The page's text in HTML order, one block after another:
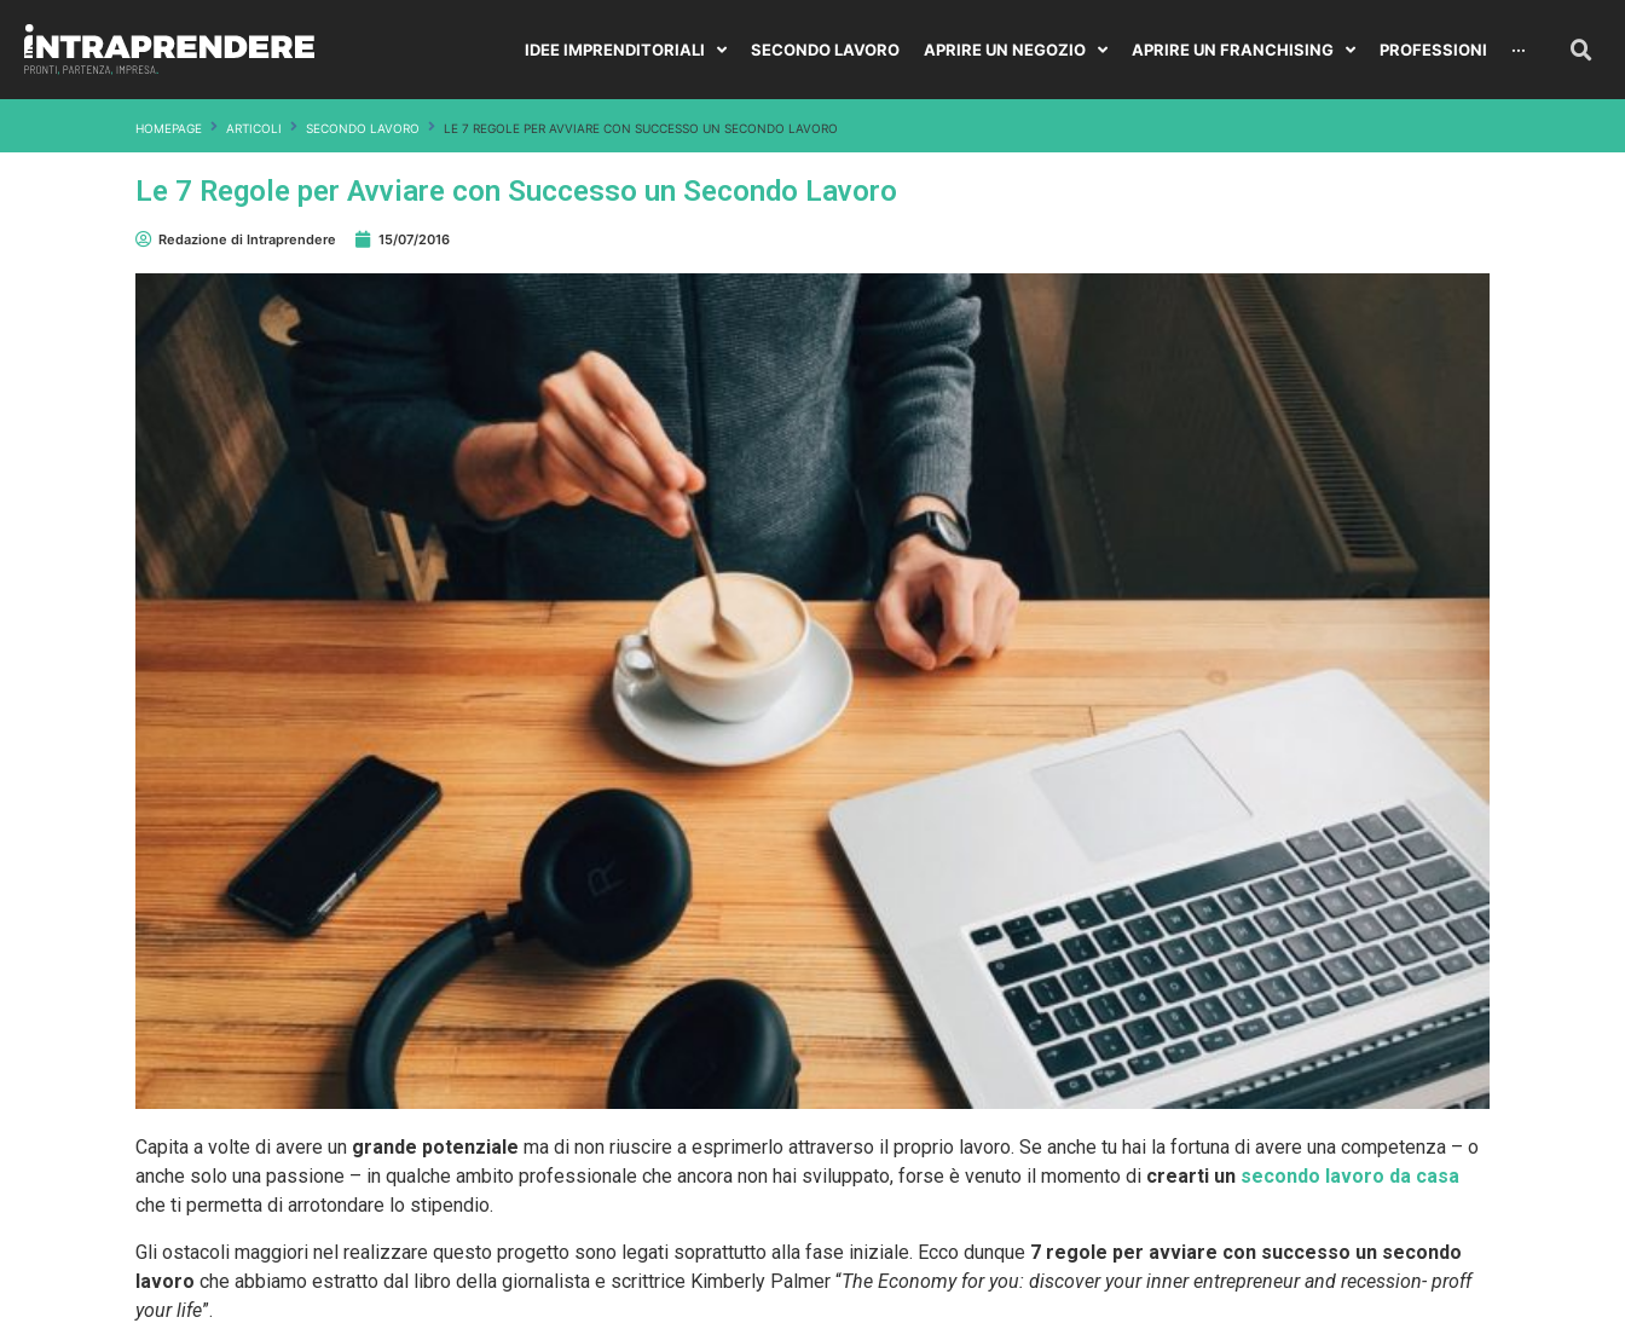
IDEE IMPRENDITORIALI SECONDO LAVORO APRIRE UN NEGOZIO APRIRE UN FRANCHISING PROFESSIONI ···
HOMEPAGE ARTICOLI SECONDO LAVORO LE 7 REGOLE PER AVVIARE CON SUCCESSO UN SECONDO LAVORO
Le 7 Regole per Avviare con Successo un Secondo Lavoro
Redazione di Intraprendere 15/07/2016
Capita a volte di avere un grande potenziale ma di non riuscire a esprimerlo attraverso il proprio lavoro. Se anche tu hai la fortuna di avere una competenza – o
anche solo una passione – in qualche ambito professionale che ancora non hai sviluppato, forse è venuto il momento di crearti un secondo lavoro da casa
che ti permetta di arrotondare lo stipendio.
Gli ostacoli maggiori nel realizzare questo progetto sono legati soprattutto alla fase iniziale. Ecco dunque 7 regole per avviare con successo un secondo
lavoro che abbiamo estratto dal libro della giornalista e scrittrice Kimberly Palmer “The Economy for you: discover your inner entrepreneur and recession- proff
your life”.